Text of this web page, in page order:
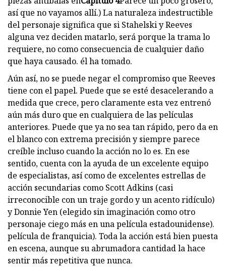
así que no vayamos allí.) La naturaleza indestructible
del personaje significa que si Stahelski y Reeves
alguna vez deciden matarlo, será porque la trama lo
requiere, no como consecuencia de cualquier daño
que haya causado. él ha tomado.
Aún así, no se puede negar el compromiso que Reeves
tiene con el papel. Puede que se esté desacelerando a
medida que crece, pero claramente esta vez entrenó
aún más duro que en cualquiera de las películas
anteriores. Puede que ya no sea tan rápido, pero da en
el blanco con extrema precisión y siempre parece
creíble incluso cuando la acción no lo es. En ese
sentido, cuenta con la ayuda de un excelente equipo
de especialistas, así como de excelentes estrellas de
acción secundarias como Scott Adkins (casi
irreconocible con un traje gordo y un acento ridículo)
y Donnie Yen (elegido sin imaginación como otro
personaje ciego más en una película estadounidense).
película de franquicia). Toda la acción está bien puesta
en escena, aunque su abrumadora cantidad la hace
sentir más repetitiva que nunca.